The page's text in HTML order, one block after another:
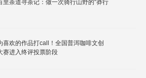
里茶道寻茶记：做一次骑行山野的“莽行
喜欢的作品打call！全国普洱咖啡文创
赛进入终评投票阶段